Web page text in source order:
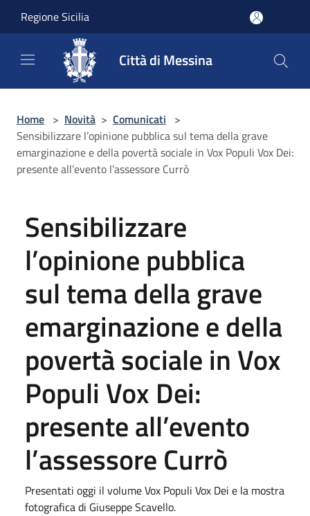
Regione Sicilia
Città di Messina
Home > Novità > Comunicati >
Sensibilizzare l’opinione pubblica sul tema della grave
emarginazione e della povertà sociale in Vox Populi Vox Dei:
presente all’evento l’assessore Currò
Sensibilizzare
l’opinione pubblica
sul tema della grave
emarginazione e della
povertà sociale in Vox
Populi Vox Dei:
presente all’evento
l’assessore Currò
Presentati oggi il volume Vox Populi Vox Dei e la mostra
fotografica di Giuseppe Scavello.